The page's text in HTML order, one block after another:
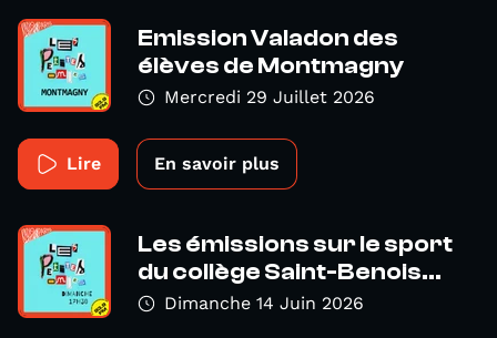
Emission Valadon des
élèves de Montmagny
Mercredi 29 Juillet 2026
Lire En savoir plus
Les émissions sur le sport
du collège Saint-Benois...
Dimanche 14 Juin 2026